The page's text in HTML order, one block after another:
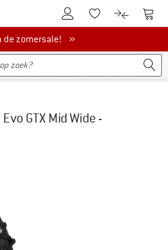
De klantenaccount
Naar deNaar de
zomersale!
de zomersale! »
GTX Mid Wide -